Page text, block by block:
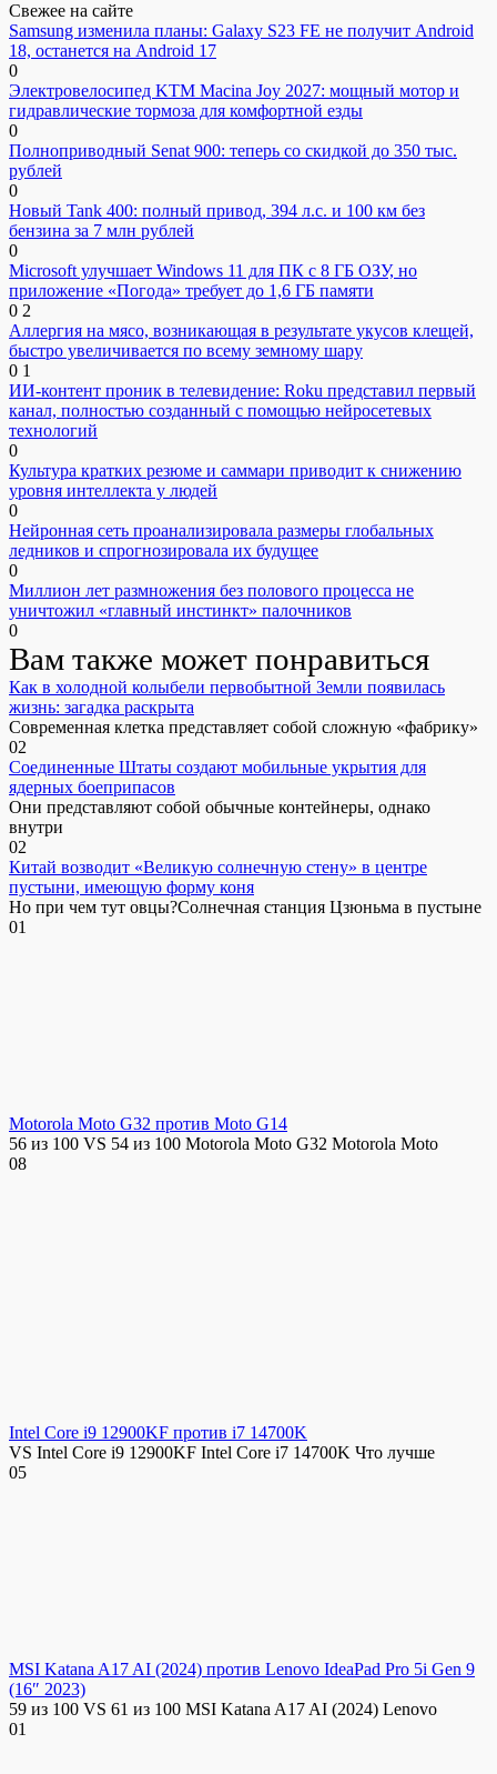
Свежее на сайте
Samsung изменила планы: Galaxy S23 FE не получит Android
18, останется на Android 17
0
Электровелосипед KTM Macina Joy 2027: мощный мотор и
гидравлические тормоза для комфортной езды
0
Полноприводный Senat 900: теперь со скидкой до 350 тыс.
рублей
0
Новый Tank 400: полный привод, 394 л.с. и 100 км без
бензина за 7 млн рублей
0
Microsoft улучшает Windows 11 для ПК с 8 ГБ ОЗУ, но
приложение «Погода» требует до 1,6 ГБ памяти
0 2
Аллергия на мясо, возникающая в результате укусов клещей,
быстро увеличивается по всему земному шару
0 1
ИИ-контент проник в телевидение: Roku представил первый
канал, полностью созданный с помощью нейросетевых
технологий
0
Культура кратких резюме и саммари приводит к снижению
уровня интеллекта у людей
0
Нейронная сеть проанализировала размеры глобальных
ледников и спрогнозировала их будущее
0
Миллион лет размножения без полового процесса не
уничтожил «главный инстинкт» палочников
0
Вам также может понравиться
Как в холодной колыбели первобытной Земли появилась
жизнь: загадка раскрыта
Современная клетка представляет собой сложную «фабрику»
02
Соединенные Штаты создают мобильные укрытия для
ядерных боеприпасов
Они представляют собой обычные контейнеры, однако
внутри
02
Китай возводит «Великую солнечную стену» в центре
пустыни, имеющую форму коня
Но при чем тут овцы?Солнечная станция Цзюньма в пустыне
01
Motorola Moto G32 против Moto G14
56 из 100 VS 54 из 100 Motorola Moto G32 Motorola Moto
08
Intel Core i9 12900KF против i7 14700K
VS Intel Core i9 12900KF Intel Core i7 14700K Что лучше
05
MSI Katana A17 AI (2024) против Lenovo IdeaPad Pro 5i Gen 9
(16″ 2023)
59 из 100 VS 61 из 100 MSI Katana A17 AI (2024) Lenovo
01